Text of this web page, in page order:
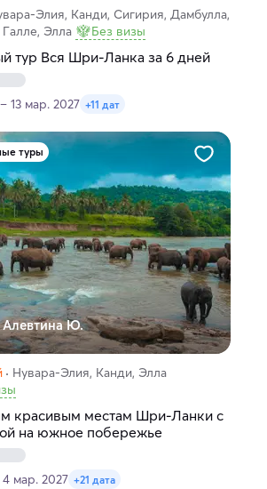
Элия, Канди, Сигирия, Дамбулла,
Элла
Без визы
тур Вся Шри-Ланка за 6 дней
13 мар. 2027 +11 дат
туры
Алевтина Ю.
Нувара-Элия, Канди, Элла
красивым местам Шри-Ланки с
на южное побережье
4 мар. 2027 +21 дата